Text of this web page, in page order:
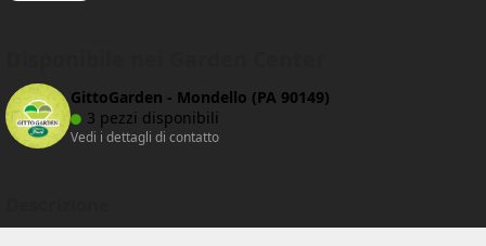
GittoGarden - Mondello (PA 90149)
3 pezzi disponibili
Vedi i dettagli di contatto